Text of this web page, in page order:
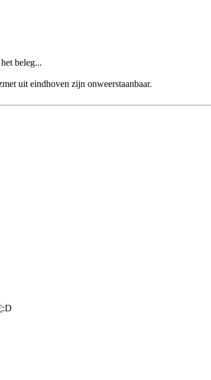
beleg...
uit eindhoven zijn onweerstaanbaar.